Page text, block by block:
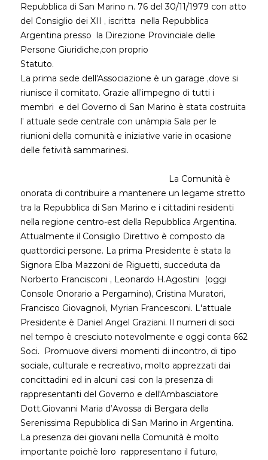
Repubblica di San Marino n. 76 del 30/11/1979 con atto
del Consiglio dei XII , iscritta nella Repubblica
Argentina presso la Direzione Provinciale delle
Persone Giuridiche,con proprio
Statuto.
La prima sede dell'Associazione è un garage ,dove si
riunisce il comitato. Grazie all’impegno di tutti i
membri e del Governo di San Marino è stata costruita
l’ attuale sede centrale con un`ampia Sala per le
riunioni della comunità e iniziative varie in ocasione
delle fetività sammarinesi.
La Comunità è
onorata di contribuire a mantenere un legame stretto
tra la Repubblica di San Marino e i cittadini residenti
nella regione centro-est della Repubblica Argentina.
Attualmente il Consiglio Direttivo è composto da
quattordici persone. La prima Presidente è stata la
Signora Elba Mazzoni de Riguetti, succeduta da
Norberto Francisconi , Leonardo H.Agostini (oggi
Console Onorario a Pergamino), Cristina Muratori,
Francisco Giovagnoli, Myrian Francesconi. L'attuale
Presidente è Daniel Angel Graziani. Il numeri di soci
nel tempo è cresciuto notevolmente e oggi conta 662
Soci. Promuove diversi momenti di incontro, di tipo
sociale, culturale e recreativo, molto apprezzati dai
concittadini ed in alcuni casi con la presenza di
rappresentanti del Governo e dell'Ambasciatore
Dott.Giovanni Maria d’Avossa di Bergara della
Serenissima Repubblica di San Marino in Argentina.
La presenza dei giovani nella Comunità è molto
importante poichè loro rappresentano il futuro,